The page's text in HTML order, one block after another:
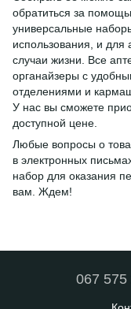
обратиться за
универсальные
использования, и
случаи жизни. Все
органайзеры с
отделениями и
У нас вы сможете
доступной цене.
Любые вопросы о
в электронных
набор для оказания
вам. Ждем!
067 575